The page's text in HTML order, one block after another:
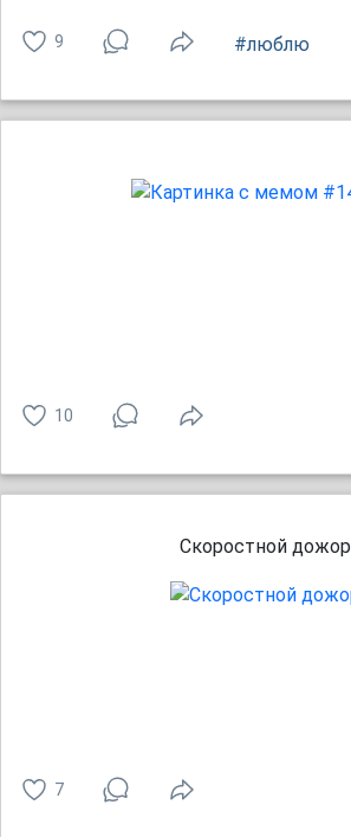
9 #люблю
10
Скоростной дожор
7